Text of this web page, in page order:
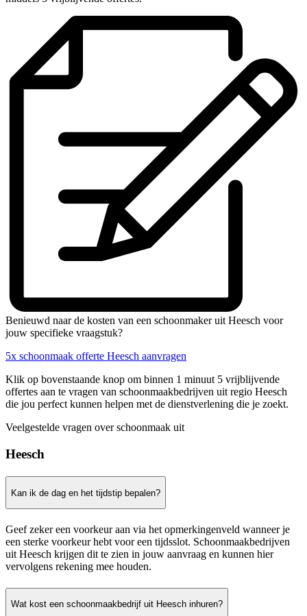
Benieuwd naar de kosten van een schoonmaker uit Heesch voor
jouw specifieke vraagstuk?
5x schoonmaak offerte Heesch aanvragen
Klik op bovenstaande knop om binnen 1 minuut 5 vrijblijvende
offertes aan te vragen van schoonmaakbedrijven uit regio Heesch
die jou perfect kunnen helpen met de dienstverlening die je zoekt.
Veelgestelde vragen over schoonmaak uit
Heesch
Kan ik de dag en het tijdstip bepalen?
Geef zeker een voorkeur aan via het opmerkingenveld wanneer je
een sterke voorkeur hebt voor een tijdsslot. Schoonmaakbedrijven
uit Heesch krijgen dit te zien in jouw aanvraag en kunnen hier
vervolgens rekening mee houden.
Wat kost een schoonmaakbedrijf uit Heesch inhuren?